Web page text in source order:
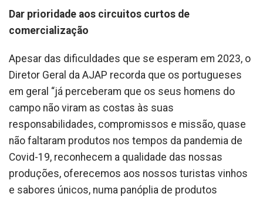
Dar prioridade aos circuitos curtos de
comercialização
Apesar das dificuldades que se esperam em 2023, o
Diretor Geral da AJAP recorda que os portugueses
em geral “já perceberam que os seus homens do
campo não viram as costas às suas
responsabilidades, compromissos e missão, quase
não faltaram produtos nos tempos da pandemia de
Covid-19, reconhecem a qualidade das nossas
produções, oferecemos aos nossos turistas vinhos
e sabores únicos, numa panóplia de produtos